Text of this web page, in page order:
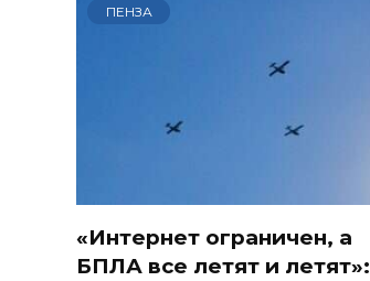
ПЕНЗА
«Интернет ограничен, а
БПЛА все летят и летят»: